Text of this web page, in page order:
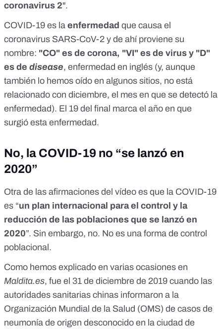
coronavirus 2".
COVID-19 es la enfermedad que causa el
coronavirus SARS-CoV-2 y de ahí proviene su
nombre: "CO" es de corona, "VI" es de virus y "D"
es de disease, enfermedad en inglés (y, aunque
también lo hemos oído en algunos sitios, no está
relacionado con diciembre, el mes en que se detectó la
enfermedad). El 19 del final marca el año en que
surgió esta enfermedad.
No, la COVID-19 no “se lanzó en
2020”
Otra de las afirmaciones del vídeo es que la COVID-19
es “un plan internacional para el control y la
reducción de las poblaciones que se lanzó en
2020”. Sin embargo, no. No es una forma de control
poblacional.
Como hemos explicado en varias ocasiones en
Maldita.es, fue el 31 de diciembre de 2019 cuando las
autoridades sanitarias chinas informaron a la
Organización Mundial de la Salud (OMS) de casos de
neumonía de origen desconocido en la ciudad de